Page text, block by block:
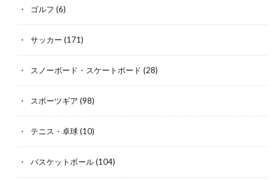
ゴルフ (6)
サッカー (171)
スノーボード・スケートボード (28)
スポーツギア (98)
テニス・卓球(10)
バスケットボール(104)